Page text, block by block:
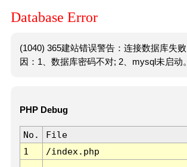
Database Error
(1040) 365建站错误警告：连接数据库失
因：1、数据库密码不对; 2、mysql未启动。
PHP Debug
No. File
1
/index.php